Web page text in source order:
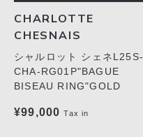
CHARLOTTE
CHESNAIS
シャルロット シェネL25S-
CHA-RG01P"BAGUE
BISEAU RING"GOLD
¥99,000 Tax in